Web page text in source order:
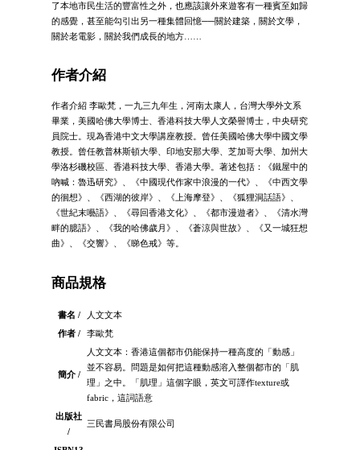
了本地市民生活的豐富性之外，也應該讓外來遊客有一種賓至如歸
的感覺，甚至能勾引出另一種集體回憶──關於建築，關於文學，
關於老電影，關於我們成長的地方……
作者介紹
作者介紹 李歐梵，一九三九年生，河南太康人，台灣大學外文系
畢業，美國哈佛大學博士、香港科技大學人文榮譽博士，中央研究
員院士。現為香港中文大學講座教授。曾任美國哈佛大學中國文學
教授。曾任教普林斯頓大學、印地安那大學、芝加哥大學、加州大
學洛杉磯校區、香港科技大學、香港大學。著述包括：《鐵屋中的
吶喊：魯迅研究》、《中國現代作家中浪漫的一代》、《中西文學
的徊想》、《西湖的彼岸》、《上海摩登》、《狐狸洞話語》、
《世紀末囈語》、《尋回香港文化》、《都市漫遊者》、《清水灣
畔的臆語》、《我的哈佛歲月》、《蒼涼與世故》、《又一城狂想
曲》、《交響》、《睇色戒》等。
商品規格
書名 /
人文文本
作者 /
李歐梵
簡介 /
人文文本：香港這個都市仍能保持一種高度的「動感」
並不容易。問題是如何把這種動感溶入整個都市的「肌
理」之中。「肌理」這個字眼，英文可譯作texture或
fabric，這詞語意
出版社
/
三民書局股份有限公司